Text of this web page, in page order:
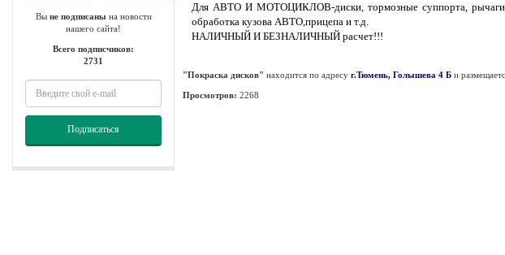
Вы не подписанына новости
нашего сайта!
Всего подписчиков:
2731
Подписаться
Для АВТО И МОТОЦИКЛОВ-диски, тормозные суппорта, рычаги ,
обработка кузова АВТО,прицепа и т.д.
НАЛИЧНЫЙ И БЕЗНАЛИЧНЫЙ расчет!!!
"Покраска дисков" находится по адресу г.Тюмень, Голышева 4 Б и
Просмотров: 2268